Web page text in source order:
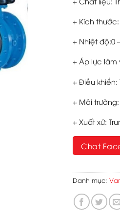
+ Kích thước:
+ Nhiệt độ:0
+ Áp lực làm
+ Điều khiển:
+ Môi
+ Xuất xứ:
Chat
Danh mục: